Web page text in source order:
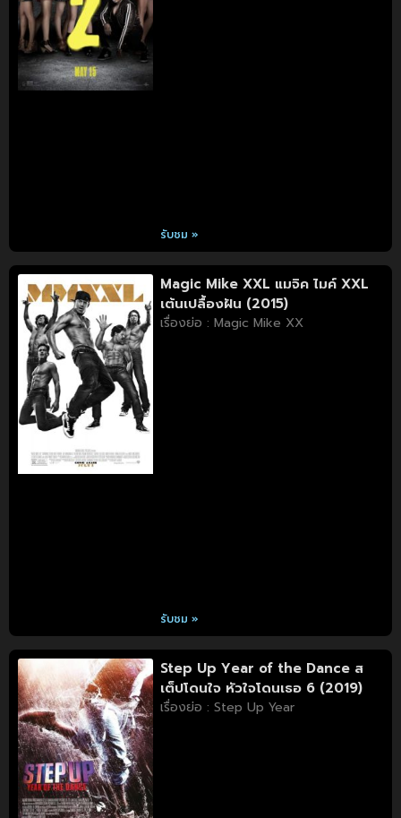
รับชม »
Magic Mike XXL แมจิค ไมค์ XXL
เต้นเปลื้องฝัน (2015)
เรื่องย่อ : Magic Mike XX
รับชม »
Step Up Year of the Dance ส
เต็ปโดนใจ หัวใจโดนเธอ 6 (2019)
เรื่องย่อ : Step Up Year